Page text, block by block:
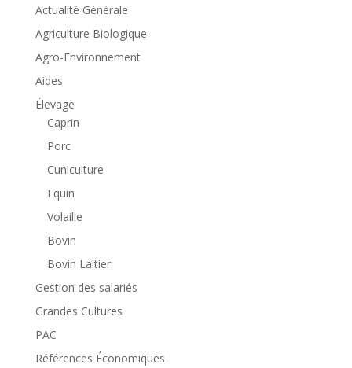
Actualité Générale
Agriculture Biologique
Agro-Environnement
Aides
Élevage
Caprin
Porc
Cuniculture
Equin
Volaille
Bovin
Bovin Laitier
Gestion des salariés
Grandes Cultures
PAC
Références Économiques